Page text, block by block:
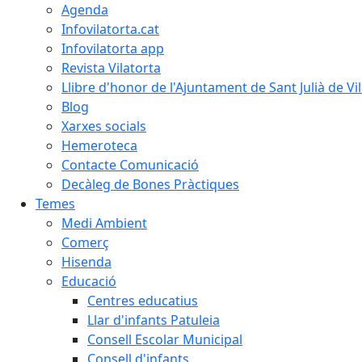
Agenda
Infovilatorta.cat
Infovilatorta app
Revista Vilatorta
Llibre d'honor de l'Ajuntament de Sant Julià de
Blog
Xarxes socials
Hemeroteca
Contacte Comunicació
Decàleg de Bones Pràctiques
Temes
Medi Ambient
Comerç
Hisenda
Educació
Centres educatius
Llar d'infants Patuleia
Consell Escolar Municipal